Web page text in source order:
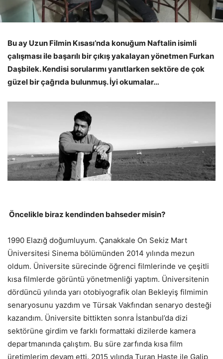
Bu ay Uzun Filmin Kısası’nda konuğum Naftalin isimli
çalışması ile başarılı bir çıkış yakalayan yönetmen Furkan
Daşbilek. Kendisi sorularımı yanıtlarken sektöre de çok
güzel bir çağrıda bulunmuş. İyi okumalar…
Öncelikle biraz kendinden bahseder misin?
1990 Elazığ doğumluyum. Çanakkale On Sekiz Mart
Üniversitesi Sinema bölümünden 2014 yılında mezun
oldum. Üniversite sürecinde öğrenci filmlerinde ve çeşitli
kısa filmlerde görüntü yönetmenliği yaptım. Üniversitenin
dördüncü yılında yarı otobiyografik olan Bekleyiş filmimin
senaryosunu yazdım ve Türsak Vakfından senaryo desteği
kazandım. Üniversite bittikten sonra İstanbul’da dizi
sektörüne girdim ve farklı formattaki dizilerde kamera
departmanında çalıştım. Bu süre zarfında kısa film
üretimlerim devam etti. 2015 yılında Turan Haste ile Galip